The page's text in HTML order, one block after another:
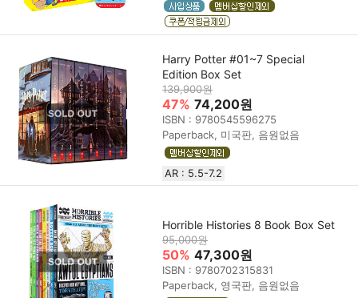
Harry Potter #01~7 Special
Edition Box Set
139,900원
47% 74,200원
ISBN : 9780545596275
Paperback, 미국판, 음원없음
AR : 5.5-7.2
Horrible Histories 8 Book Box Set
95,000원
50% 47,300원
ISBN : 9780702315831
Paperback, 영국판, 음원없음